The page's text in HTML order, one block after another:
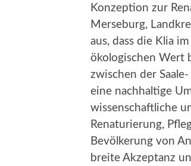
Konzeption zur
Merseburg,
aus, dass die Klia
ökologischen Wert
zwischen der
eine nachhaltige
wissenschaftliche
Renaturierung,
Bevölkerung von
breite Akzeptanz